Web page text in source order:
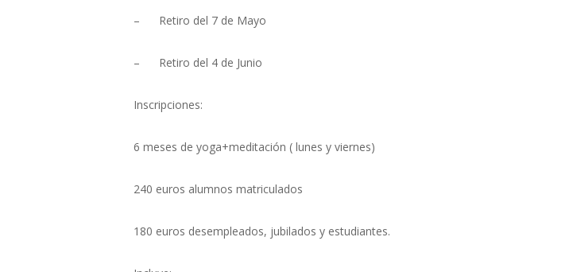
– Retiro del 7 de Mayo
– Retiro del 4 de Junio
Inscripciones:
6 meses de yoga+meditación ( lunes y viernes)
240 euros alumnos matriculados
180 euros desempleados, jubilados y estudiantes.